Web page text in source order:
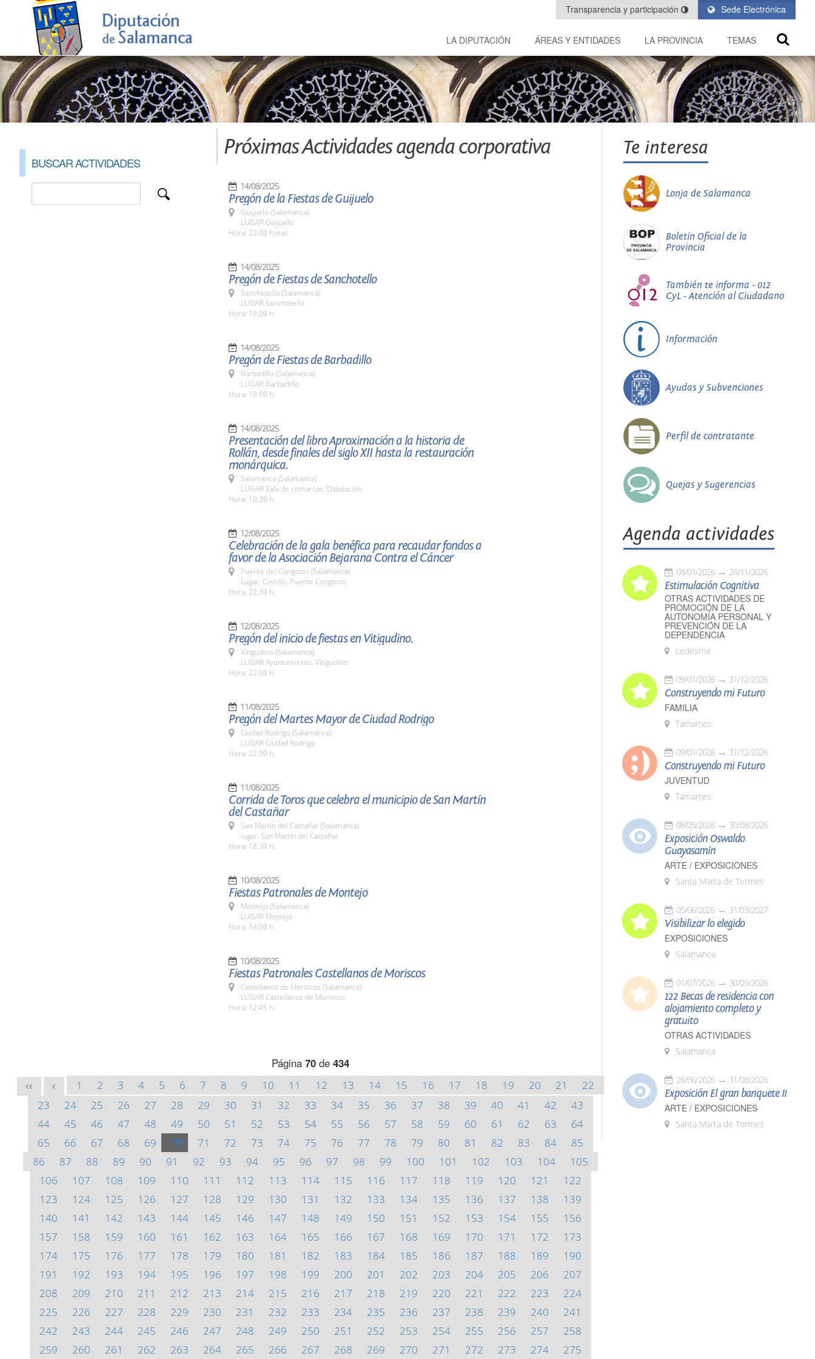
Sede Electrónica
Transparencia y participación
LA DIPUTACIÓN ÁREAS Y ENTIDADES LA PROVINCIA TEMAS
BUSCAR ACTIVIDADES
Próximas Actividades agenda corporativa
14/08/2025
Pregón de la Fiestas de Guijuelo
Guijuelo (Salamanca)
LUGAR Guijuelo
Hora: 22:00 horas
14/08/2025
Pregón de Fiestas de Sanchotello
Sanchotello (Salamanca)
LUGAR Sanchotello
Hora: 19,00 h.
14/08/2025
Pregón de Fiestas de Barbadillo
Barbadillo (Salamanca)
LUGAR Barbadillo
Hora: 19,00 h.
14/08/2025
Presentación del libro Aproximación a la historia de
Rollán, desde finales del siglo XII hasta la restauración
monárquica.
Salamanca (Salamanca)
LUGAR Sala de comarcas. Diputación
Hora: 10,30 h.
12/08/2025
Celebración de la gala benéfica para recaudar fondos a
favor de la Asociación Bejarana Contra el Cáncer
Puente del Congosto (Salamanca)
Lugar: Castillo. Puente Congosto
Hora: 22:30 h.
12/08/2025
Pregón del inicio de fiestas en Vitigudino.
Vitigudino (Salamanca)
LUGAR Ayuntamiento. Vitigudino
Hora: 22:00 h.
11/08/2025
Pregón del Martes Mayor de Ciudad Rodrigo
Ciudad Rodrigo (Salamanca)
LUGAR Ciudad Rodrigo
Hora: 22,00 h.
11/08/2025
Corrida de Toros que celebra el municipio de San Martín
del Castañar
San Martín del Castañar (Salamanca)
lugar: San Martín del Castañar
Hora: 18,30 h.
10/08/2025
Fiestas Patronales de Montejo
Montejo (Salamanca)
LUGAR Montejo
Hora: 14:00 h.
10/08/2025
Fiestas Patronales Castellanos de Moriscos
Castellanos de Moriscos (Salamanca)
LUGAR Castellanos de Moriscos
Hora: 12:45 h.
Página 70 de 434
<< < 1 2 3 4 5 6 7 8 9 10 11 12 13 14 15 16 17 18 19 20 21
22
23
24 25 26 27 28 29 30 31 32 33 34 35 36 37 38 39 40 41 42
43
44
45 46 47 48 49 50 51 52 53 54 55 56 57 58 59 60 61 62 63
64
65
66 67 68 69 70 71 72 73 74 75 76 77 78 79 80 81 82 83 84
85
86
87 88 89 90 91 92 93 94 95 96 97 98 99 100 101 102 103 104
105
106
107 108 109 110 111 112 113 114 115 116 117 118 119 120 121
122
123
124 125 126 127 128 129 130 131 132 133 134 135 136 137 138
139
140
141 142 143 144 145 146 147 148 149 150 151 152 153 154 155
156
157
158 159 160 161 162 163 164 165 166 167 168 169 170 171 172
173
174
175 176 177 178 179 180 181 182 183 184 185 186 187 188 189
190
191
192 193 194 195 196 197 198 199 200 201 202 203 204 205 206
207
208
209 210 211 212 213 214 215 216 217 218 219 220 221 222 223
224
225
226 227 228 229 230 231 232 233 234 235 236 237 238 239 240
241
242
243 244 245 246 247 248 249 250 251 252 253 254 255 256 257
258
259
260 261 262 263 264 265 266 267 268 269 270 271 272 273 274 275
Te interesa
Lonja de Salamanca
Boletín Oficial de la
Provincia
También te informa - 012
CyL - Atención al Ciudadano
Información
Ayudas y Subvenciones
Perfil de contratante
Quejas y Sugerencias
Agenda actividades
08/01/2026 26/11/2026
Estimulación Cognitiva
OTRAS ACTIVIDADES DE
PROMOCIÓN DE LA
AUTONOMÍA PERSONAL Y
PREVENCIÓN DE LA
DEPENDENCIA
Ledesma
09/01/2026 31/12/2026
Construyendo mi Futuro
FAMILIA
Tamames
09/01/2026 31/12/2026
Construyendo mi Futuro
JUVENTUD
Tamames
08/05/2026 30/08/2026
Exposición Oswaldo
Guayasamín
ARTE / EXPOSICIONES
Santa Marta de Tormes
05/06/2026 31/03/2027
Visibilizar lo elegido
EXPOSICIONES
Salamanca
01/07/2026 30/09/2026
122 Becas de residencia con
alojamiento completo y
gratuito
OTRAS ACTIVIDADES
Salamanca
26/06/2026 31/08/2026
Exposición El gran banquete II
ARTE / EXPOSICIONES
Santa Marta de Tormes